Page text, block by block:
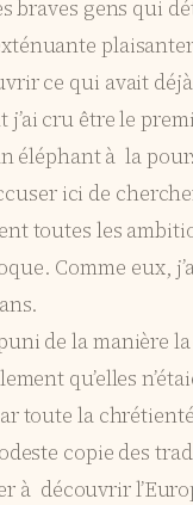
gens qui
ce qui avait
cru être le
éléphant à la
ici de
toutes les
Comme eux,
de la manière
qu’elles
toute la
copie des
découvrir